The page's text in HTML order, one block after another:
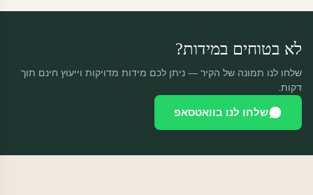
לא בטוחים במידות?
שלחו לנו תמונה של הקיר — ניתן לכם מידות מדויקות וייעוץ חינם תוך
דקות.
שלחו לנו בוואטסאפ